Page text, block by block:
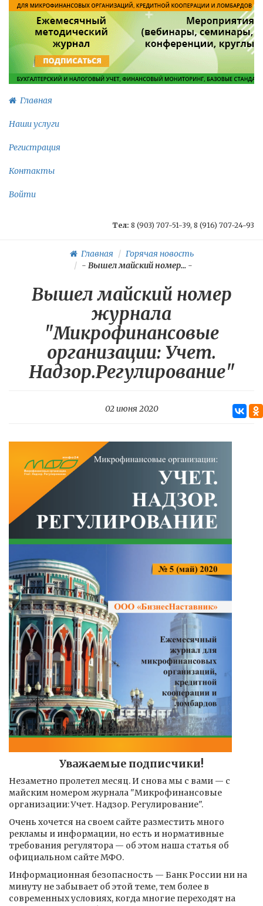
Главная
Наши услуги
Регистрация
Контакты
Войти
Тел: 8 (903) 707-51-39, 8 (916) 707-24-93
Главная
Горячая новость
- Вышел майский номер...-
Вышел майский номер
журнала
"Микрофинансовые
организации: Учет.
Надзор.Регулирование"
02 июня 2020
Уважаемые подписчики!
Незаметно пролетел месяц. И снова мы с вами — с
майским номером журнала "Микрофинансовые
организации: Учет. Надзор. Регулирование".
Очень хочется на своем сайте разместить много
рекламы и информации, но есть и нормативные
требования регулятора — об этом наша статья об
официальном сайте МФО.
Информационная безопасность — Банк России ни на
минуту не забывает об этой теме, тем более в
современных условиях, когда многие переходят на